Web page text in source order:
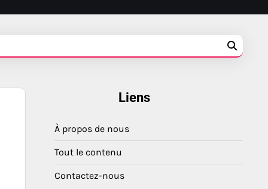
Liens
À propos de nous
Tout le contenu
Contactez-nous